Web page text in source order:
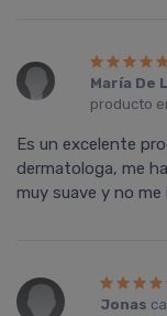
María De
producto
Es un excelente
dermatologa, me
muy suave y no me
Jonas